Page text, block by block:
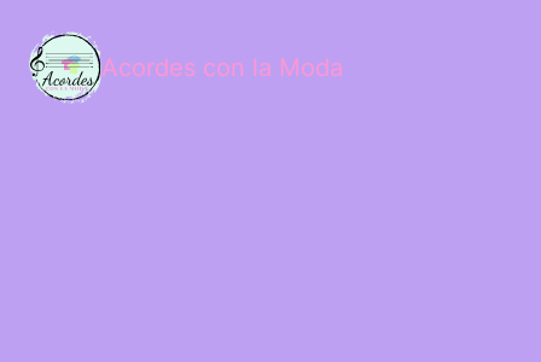
Acordes con la Moda